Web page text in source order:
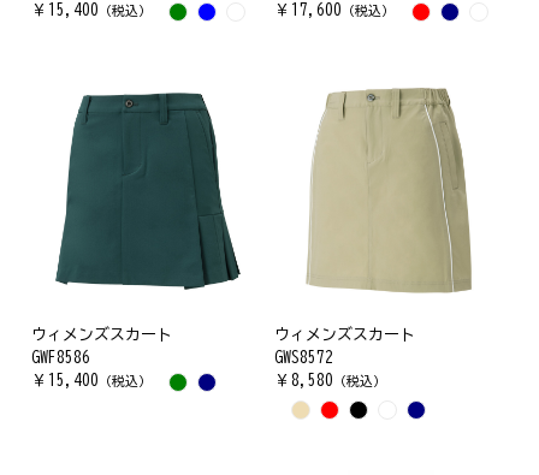
￥ 15,400 （税込） ￥ 17,600 （税込）
ウィメンズスカート
GWF8586
￥ 15,400 （税込）
ウィメンズスカート
GWS8572
￥ 8,580 （税込）